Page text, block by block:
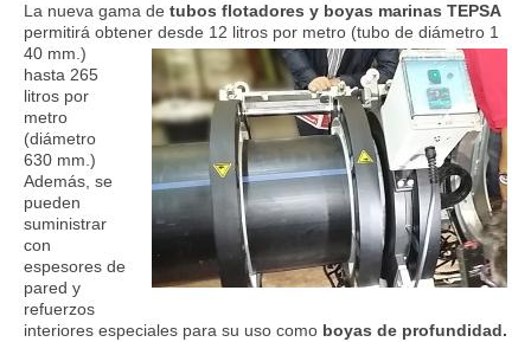
La nueva gama de tubos flotadores y boyas marinas TEPSA
permitirá obtener desde 12 litros por metro (tubo de diámetro 1
40 mm.)
hasta 265
litros por
metro
(diámetro
630 mm.)
Además, se
pueden
suministrar
con
espesores de
pared y
refuerzos
interiores especiales para su uso como boyas de profundidad.